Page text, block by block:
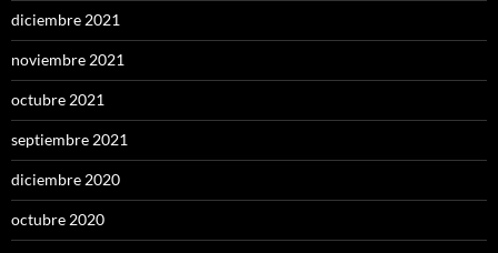
diciembre 2021
noviembre 2021
octubre 2021
septiembre 2021
diciembre 2020
octubre 2020